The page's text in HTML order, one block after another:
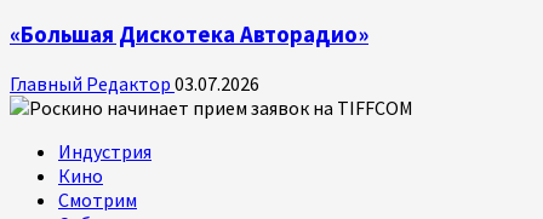
«Большая Дискотека Авторадио»
Главный Редактор 03.07.2026
Индустрия
Кино
Смотрим